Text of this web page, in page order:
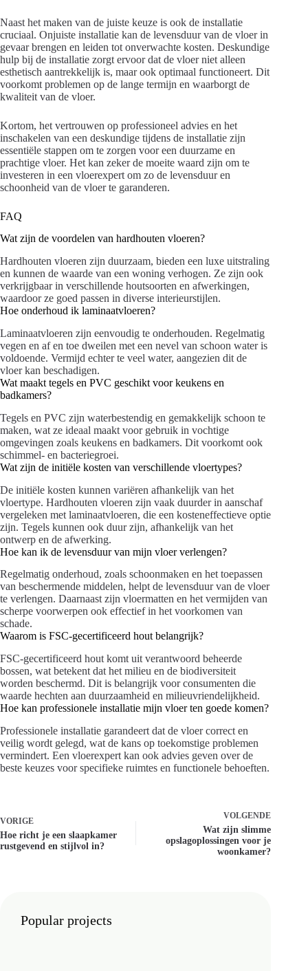
Naast het maken van de juiste keuze is ook de installatie
cruciaal. Onjuiste installatie kan de levensduur van de vloer in
gevaar brengen en leiden tot onverwachte kosten. Deskundige
hulp bij de installatie zorgt ervoor dat de vloer niet alleen
esthetisch aantrekkelijk is, maar ook optimaal functioneert. Dit
voorkomt problemen op de lange termijn en waarborgt de
kwaliteit van de vloer.
Kortom, het vertrouwen op professioneel advies en het
inschakelen van een deskundige tijdens de installatie zijn
essentiële stappen om te zorgen voor een duurzame en
prachtige vloer. Het kan zeker de moeite waard zijn om te
investeren in een vloerexpert om zo de levensduur en
schoonheid van de vloer te garanderen.
FAQ
Wat zijn de voordelen van hardhouten vloeren?
Hardhouten vloeren zijn duurzaam, bieden een luxe uitstraling
en kunnen de waarde van een woning verhogen. Ze zijn ook
verkrijgbaar in verschillende houtsoorten en afwerkingen,
waardoor ze goed passen in diverse interieurstijlen.
Hoe onderhoud ik laminaatvloeren?
Laminaatvloeren zijn eenvoudig te onderhouden. Regelmatig
vegen en af en toe dweilen met een nevel van schoon water is
voldoende. Vermijd echter te veel water, aangezien dit de
vloer kan beschadigen.
Wat maakt tegels en PVC geschikt voor keukens en
badkamers?
Tegels en PVC zijn waterbestendig en gemakkelijk schoon te
maken, wat ze ideaal maakt voor gebruik in vochtige
omgevingen zoals keukens en badkamers. Dit voorkomt ook
schimmel- en bacteriegroei.
Wat zijn de initiële kosten van verschillende vloertypes?
De initiële kosten kunnen variëren afhankelijk van het
vloertype. Hardhouten vloeren zijn vaak duurder in aanschaf
vergeleken met laminaatvloeren, die een kosteneffectieve optie
zijn. Tegels kunnen ook duur zijn, afhankelijk van het
ontwerp en de afwerking.
Hoe kan ik de levensduur van mijn vloer verlengen?
Regelmatig onderhoud, zoals schoonmaken en het toepassen
van beschermende middelen, helpt de levensduur van de vloer
te verlengen. Daarnaast zijn vloermatten en het vermijden van
scherpe voorwerpen ook effectief in het voorkomen van
schade.
Waarom is FSC-gecertificeerd hout belangrijk?
FSC-gecertificeerd hout komt uit verantwoord beheerde
bossen, wat betekent dat het milieu en de biodiversiteit
worden beschermd. Dit is belangrijk voor consumenten die
waarde hechten aan duurzaamheid en milieuvriendelijkheid.
Hoe kan professionele installatie mijn vloer ten goede komen?
Professionele installatie garandeert dat de vloer correct en
veilig wordt gelegd, wat de kans op toekomstige problemen
vermindert. Een vloerexpert kan ook advies geven over de
beste keuzes voor specifieke ruimtes en functionele behoeften.
VORIGE
Hoe richt je een slaapkamer
rustgevend en stijlvol in?
VOLGENDE
Wat zijn slimme
opslagoplossingen voor je
woonkamer?
Popular projects